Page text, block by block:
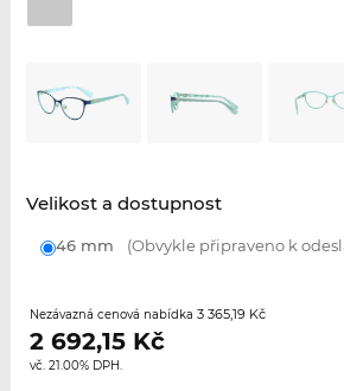
Velikost a dostupnost
46 mm (Obvykle připraveno k
Nezávazná cenová nabídka 3 365,19 Kč
2 692,15Kč
vč. 21.00% DPH.